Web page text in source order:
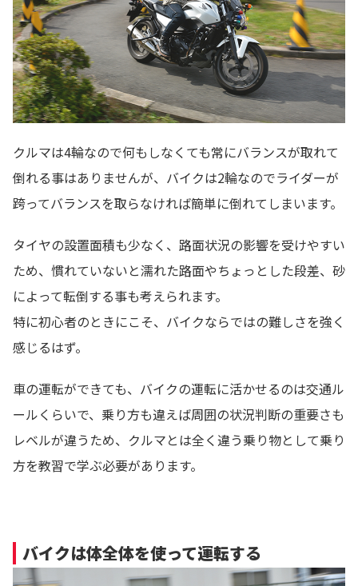
クルマは4輪なので何もしなくても常にバランスが取れて
倒れる事はありませんが、バイクは2輪なのでライダーが
跨ってバランスを取らなければ簡単に倒れてしまいます。
タイヤの設置面積も少なく、路面状況の影響を受けやすい
ため、慣れていないと濡れた路面やちょっとした段差、砂
によって転倒する事も考えられます。
特に初心者のときにこそ、バイクならではの難しさを強く
感じるはず。
車の運転ができても、バイクの運転に活かせるのは交通ル
ールくらいで、乗り方も違えば周囲の状況判断の重要さも
レベルが違うため、クルマとは全く違う乗り物として乗り
方を教習で学ぶ必要があります。
バイクは体全体を使って運転する